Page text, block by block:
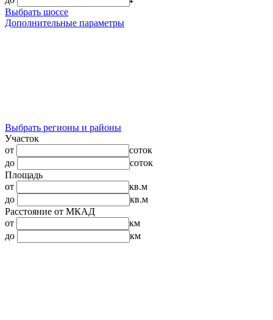
Выбрать шоссе
Дополнительные параметры
Выбрать регионы и районы
Участок
от
соток
до
соток
Площадь
от
кв.м
до
кв.м
Расстояние от МКАД
от
км
до
км